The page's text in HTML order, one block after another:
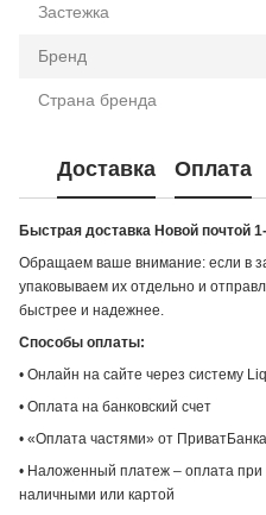
Застежка
Бренд
Страна бренда
Доставка Оплата
Быстрая доставка Новой почтой
Обращаем ваше внимание: если в
упаковываем их отдельно и
быстрее и надежнее.
Способы оплаты:
• Онлайн на сайте через систему
• Оплата на банковский счет
• «Оплата частями» от
• Наложенный платеж – оплата
наличными или картой